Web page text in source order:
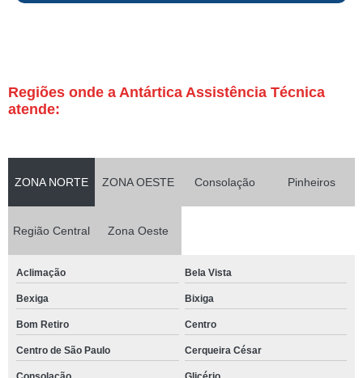
Regiões onde a Antártica Assistência Técnica
atende:
ZONA NORTE ZONA OESTE Consolação Pinheiros
Região Central Zona Oeste
Aclimação Bela Vista
Bexiga Bixiga
Bom Retiro Centro
Centro de São Paulo Cerqueira César